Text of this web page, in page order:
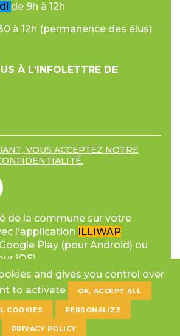
de 9h à 12h
à 12h (permanence des élus)
À L'INFOLETTRE DE
VOUS ACCEPTEZ NOTRE
de la commune sur votre
l'application ILLIWAP
Play (pour Android) ou
iOS).
Commune de Goupillères.
and gives you control over
to activate
OK, ACCEPT ALL
COOKIES PERSONALIZE
PRIVACY POLICY